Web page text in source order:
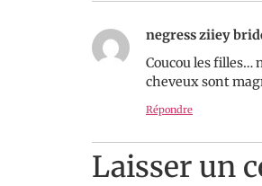
negress ziiey
Coucou les filles…
cheveux sont
Répondre
Laisser un